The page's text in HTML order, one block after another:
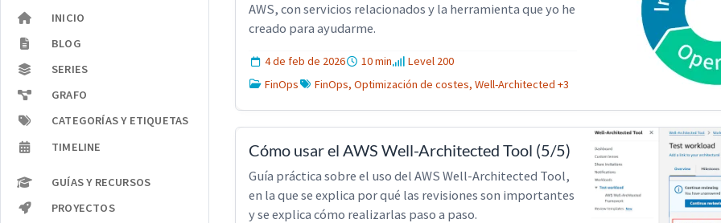
INICIO
BLOG
SERIES
GRAFO
CATEGORÍAS Y ETIQUETAS
TIMELINE
GUÍAS Y RECURSOS
PROYECTOS
AWS, con servicios relacionados y la herramienta que yo he
creado para ayudarme.
4 de feb de 2026 10 min
Level 200
FinOps
FinOps, Optimización de costes, Well-Architected +3
Cómo usar el AWS Well-Architected Tool (5/5)
Guía práctica sobre el uso del AWS Well-Architected Tool,
en la que se explica por qué las revisiones son importantes
y se explica cómo realizarlas paso a paso.